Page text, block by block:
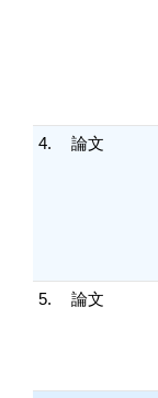
4. 論文
5. 論文